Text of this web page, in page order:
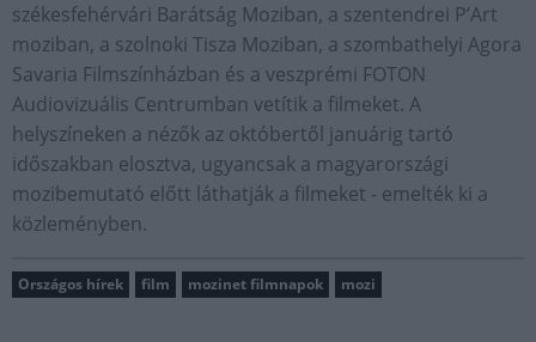
székesfehérvári Barátság Moziban, a szentendrei P’Art
moziban, a szolnoki Tisza Moziban, a szombathelyi Agora
Savaria Filmszínházban és a veszprémi FOTON
Audiovizuális Centrumban vetítik a filmeket. A
helyszíneken a nézők az októbertől januárig tartó
időszakban elosztva, ugyancsak a magyarországi
mozibemutató előtt láthatják a filmeket - emelték ki a
közleményben.
Országos hírek film mozinet filmnapok mozi